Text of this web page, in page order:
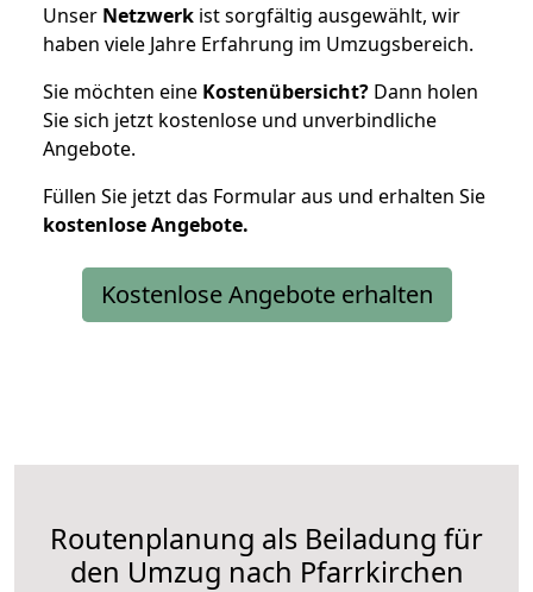
Unser Netzwerk ist sorgfältig ausgewählt, wir
haben viele Jahre Erfahrung im Umzugsbereich.
Sie möchten eine Kostenübersicht? Dann holen
Sie sich jetzt kostenlose und unverbindliche
Angebote.
Füllen Sie jetzt das Formular aus und erhalten Sie
kostenloseAngebote.
Kostenlose Angebote erhalten
Routenplanung als Beiladung für
den Umzug nach Pfarrkirchen